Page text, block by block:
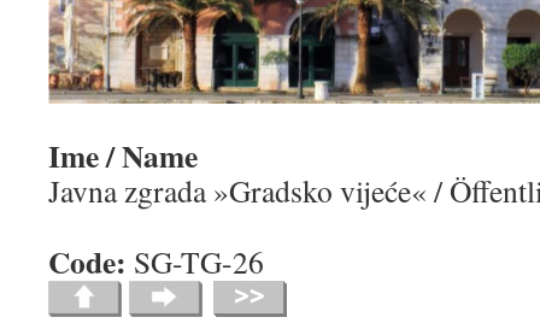
Ime / Name
Javna zgrada »Gradsko vijeće« /
Code: SG-TG-